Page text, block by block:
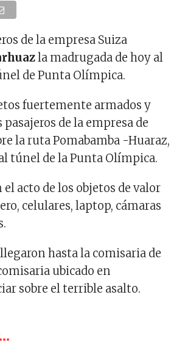
de la empresa Suiza
la madrugada de hoy al
de Punta Olímpica.
fuertemente armados y
de la empresa de
la ruta Pomabamba -Huaraz,
túnel de la Punta Olímpica.
acto de los objetos de valor
celulares, laptop, cámaras
hasta la comisaria de
ubicado en
sobre el terrible asalto.